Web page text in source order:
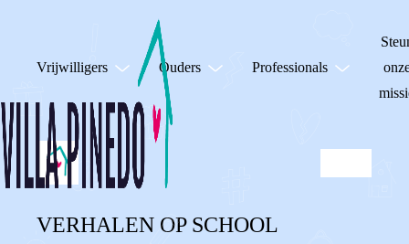
Vrijwilligers Ouders Professionals
VERHALEN OP SCHOOL